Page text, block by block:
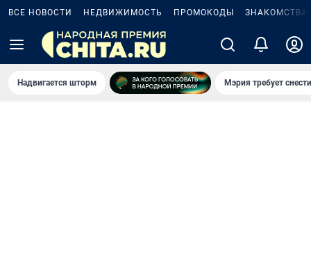
ВСЕ НОВОСТИ НЕДВИЖИМОСТЬ ПРОМОКОДЫ ЗНАКОМСТВА
Надвигается шторм Мэрия требует